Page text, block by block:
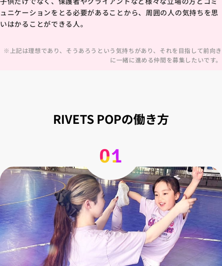
ュニケーションをとる必要があることから、周囲の人の気持ちを思
いはかることができる人。
※上記は理想であり、そうあろうという気持ちがあり、それを目指して前向き
に一緒に進める仲間を募集したいです。
RIVETS POPの働き方
01